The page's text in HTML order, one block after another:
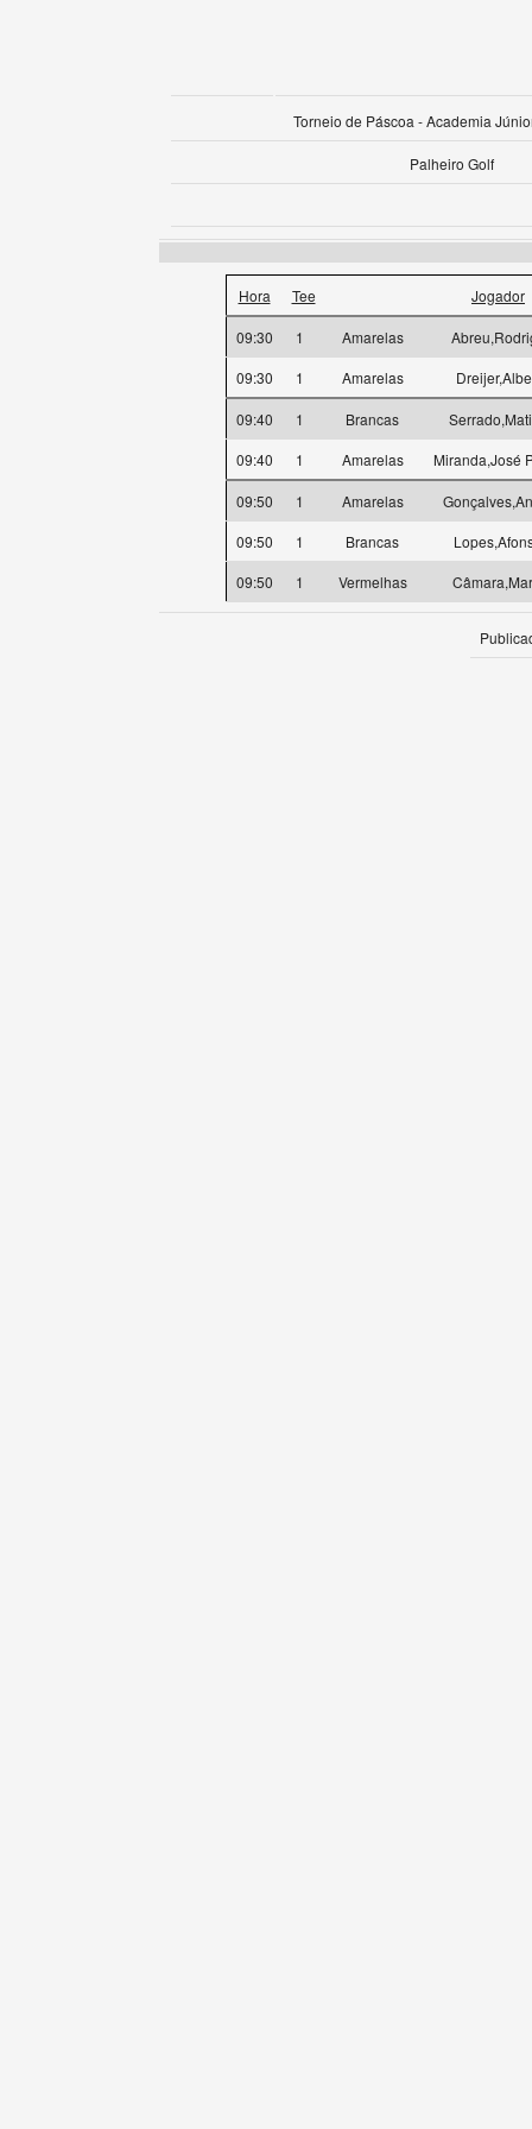
Torneio de Páscoa - Academia
Palheiro Golf
Hora Tee Jogador
09:30 1 Amarelas
09:30
1 Amarelas
09:40 1 Brancas
09:40
1 Amarelas Miranda,José
09:50 1 Amarelas
09:50
1 Brancas
09:50
1 Vermelhas